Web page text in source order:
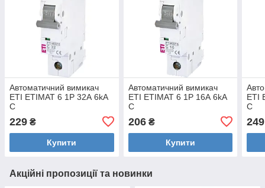
Автоматичний вимикач
ЕТІ ETIMAT 6 1Р 32А 6kA
C
229 ₴
Купити
Автоматичний вимикач
ЕТІ ETIMAT 6 1Р 16А 6kA
C
206₴
Купити
ЕТІ
C
249
Акційні пропозиції та новинки